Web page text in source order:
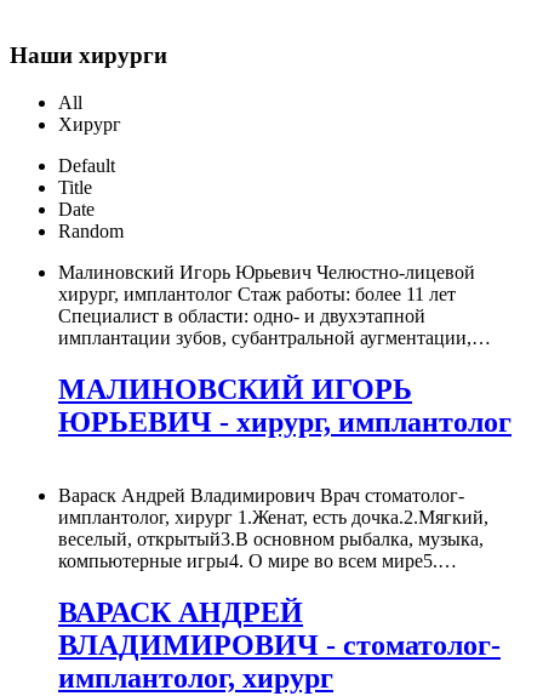
Наши хирурги
All
Хирург
Default
Title
Date
Random
Малиновский Игорь Юрьевич Челюстно-лицевой
хирург, имплантолог Стаж работы: более 11 лет
Специалист в области: одно- и двухэтапной
имплантации зубов, субантральной аугментации,…
МАЛИНОВСКИЙ ИГОРЬ
ЮРЬЕВИЧ - хирург, имплантолог
Вараск Андрей Владимирович Врач стоматолог-
имплантолог, хирург 1.Женат, есть дочка.2.Мягкий,
веселый, открытый3.В основном рыбалка, музыка,
компьютерные игры4. О мире во всем мире5.…
ВАРАСК АНДРЕЙ
ВЛАДИМИРОВИЧ - стоматолог-
имплантолог, хирург